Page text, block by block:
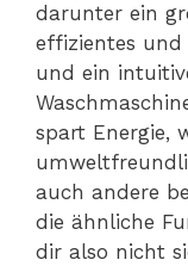
darunter ein
effizientes und
und ein
spart Energie,
auch andere
die ähnliche
dir also nicht